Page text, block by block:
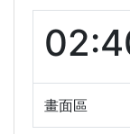
畫面區